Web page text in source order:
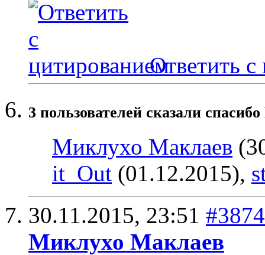
Ответить с
3 пользователей сказали
Миклухо Маклаев
it_Out (01.12.2015),
30.11.2015, 23:51 #3874
Миклухо Маклаев